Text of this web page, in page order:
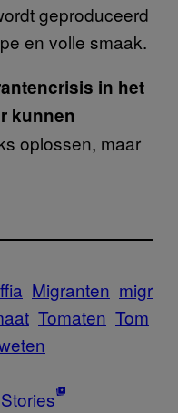
geproduceerd
en volle smaak.
in het
kunnen
oplossen, maar
Migranten migr
Tomaten Tom